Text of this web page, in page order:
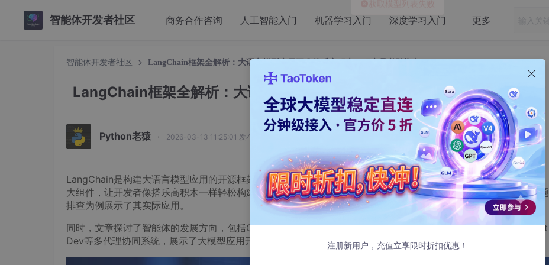
智能体开发者社区 商务合作咨询 人工智能入门 机器学习入门 深度学习入门 更多
智能体开发者社区 LangChain框架全解析：大语言模型应用开发的乐高积木，程序员必学指南
LangChain框架全解析：大语言模型应用开发的乐高积木，程序员必学指南
Python老猿 · 2026-03-13 11:25:01 发布
LangChain是构建大语言模型应用的开源框架，通过Models、Prompts、Indexes、Memory、Chains和Agents六
大组件，让开发者像搭乐高积木一样轻松构建智能应用。文章详细介绍了LangChain的核心概念，并以人脸识别问题
排查为例展示了其实际应用。
同时，文章探讨了智能体的发展方向，包括Gorilla、ToolLLaMa等增强工具使用能力的模型，以及MetaGPT、Chat
Dev等多代理协同系统，展示了大模型应用开发的广阔前景。
注册新用户，充值立享限时折扣优惠！